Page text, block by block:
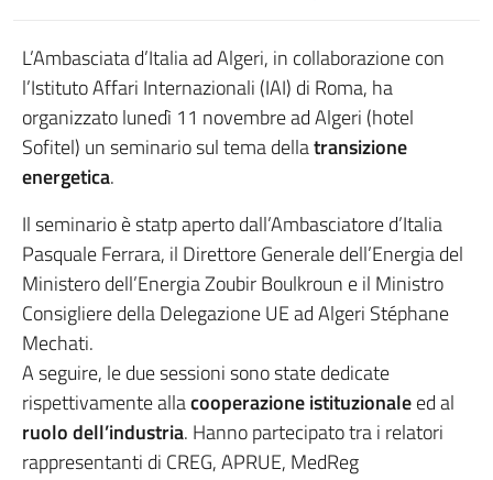
L’Ambasciata d’Italia ad Algeri, in collaborazione con
l’Istituto Affari Internazionali (IAI) di Roma, ha
organizzato lunedì 11 novembre ad Algeri (hotel
Sofitel) un seminario sul tema dellatransizione
energetica.
Il seminario è statp aperto dall’Ambasciatore d’Italia
Pasquale Ferrara, il Direttore Generale dell’Energia del
Ministero dell’Energia Zoubir Boulkroun e il Ministro
Consigliere della Delegazione UE ad Algeri Stéphane
Mechati.
A seguire, le due sessioni sono state dedicate
rispettivamente allacooperazione istituzionaleed al
ruolo dell’industria. Hanno partecipato tra i relatori
rappresentanti di CREG, APRUE, MedReg